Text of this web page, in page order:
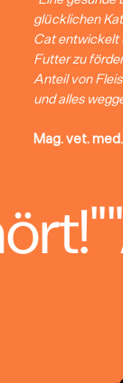
glücklichen
Cat entwickelt
Futter zu
Anteil von
und alles
Mag. vet.